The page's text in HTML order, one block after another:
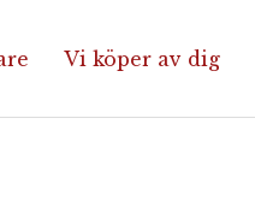
Vi köper av dig